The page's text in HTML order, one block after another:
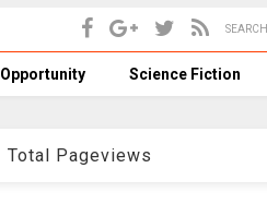
SEARCH
Opportunity Science Fiction
Total Pageviews